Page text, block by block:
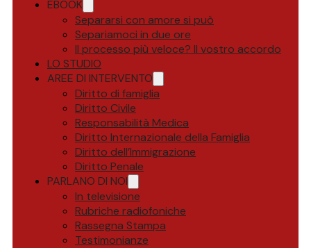
EBOOK
Separarsi con amore si può
Separiamoci in due ore
Il processo più veloce? Il vostro accordo
LO STUDIO
AREE DI INTERVENTO
Diritto di famiglia
Diritto Civile
Responsabilità Medica
Diritto Internazionale della Famiglia
Diritto dell’Immigrazione
Diritto Penale
PARLANO DI NOI
In televisione
Rubriche radiofoniche
Rassegna Stampa
Testimonianze